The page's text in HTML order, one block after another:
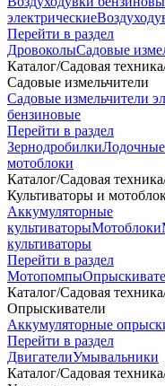
электрические
Перейти в раздел
ДровоколыСадовые
Каталог/Садовая техника
Садовые измельчители
Садовые измельчители
бензиновые
Перейти в раздел
Зернодробилки
мотоблоки
Каталог/Садовая техника
Культиваторы и
Аккумуляторные
культиваторыМотоблоки
культиваторы
Перейти в раздел
Мотопомпы
Каталог/Садовая техника
Опрыскиватели
Аккумуляторные
Перейти в раздел
ДвигателиУмывальники
Каталог/Садовая техника